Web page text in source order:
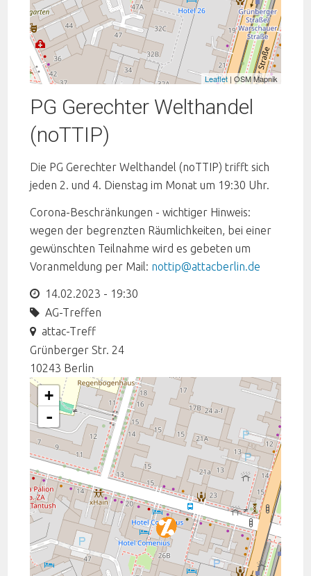
Leaflet| OSM Mapnik
PG Gerechter Welthandel
(noTTIP)
Die PG Gerechter Welthandel (noTTIP) trifft sich
jeden 2. und 4. Dienstag im Monat um 19:30 Uhr.
Corona-Beschränkungen - wichtiger Hinweis:
wegen der begrenzten Räumlichkeiten, bei einer
gewünschten Teilnahme wird es gebeten um
Voranmeldung per Mail: nottip@attacberlin.de
14.02.2023 - 19:30
AG-Treffen
attac-Treff
Grünberger Str. 24
10243 Berlin
+
-